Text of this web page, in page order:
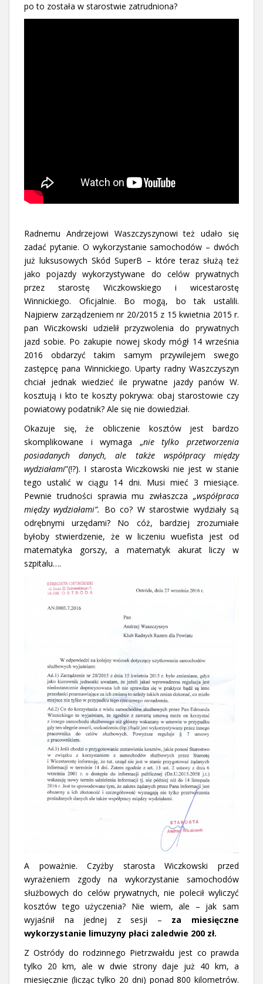
po to została w starostwie zatrudniona?
Radnemu Andrzejowi Waszczyszynowi też udało się
zadać pytanie. O wykorzystanie samochodów – dwóch
już luksusowych Skód SuperB – które teraz służą też
jako pojazdy wykorzystywane do celów prywatnych
przez starostę Wiczkowskiego i wicestarostę
Winnickiego. Oficjalnie. Bo mogą, bo tak ustalili.
Najpierw zarządzeniem nr 20/2015 z 15 kwietnia 2015 r.
pan Wiczkowski udzielił przyzwolenia do prywatnych
jazd sobie. Po zakupie nowej skody mógł 14 września
2016 obdarzyć takim samym przywilejem swego
zastępcę pana Winnickiego. Uparty radny Waszczyszyn
chciał jednak wiedzieć ile prywatne jazdy panów W.
kosztują i kto te koszty pokrywa: obaj starostowie czy
powiatowy podatnik? Ale się nie dowiedział.
Okazuje się, że obliczenie kosztów jest bardzo
skomplikowane i wymaga „nie tylko przetworzenia
posiadanych danych, ale także współpracy między
wydziałami”(!?). I starosta Wiczkowski nie jest w stanie
tego ustalić w ciągu 14 dni. Musi mieć 3 miesiące.
Pewnie trudności sprawia mu zwłaszcza „współpraca
między wydziałami”. Bo co? W starostwie wydziały są
odrębnymi urzędami? No cóż, bardziej zrozumiałe
byłoby stwierdzenie, że w liczeniu wuefista jest od
matematyka gorszy, a matematyk akurat liczy w
szpitalu….
A poważnie. Czyżby starosta Wiczkowski przed
wyrażeniem zgody na wykorzystanie samochodów
służbowych do celów prywatnych, nie polecił wyliczyć
kosztów tego użyczenia? Nie wiem, ale – jak sam
wyjaśnił na jednej z sesji – za miesięczne
wykorzystanie limuzyny płaci zaledwie 200 zł.
Z Ostródy do rodzinnego Pietrzwałdu jest co prawda
tylko 20 km, ale w dwie strony daje już 40 km, a
miesięcznie (licząc tylko 20 dni) ponad 800 kilometrów.